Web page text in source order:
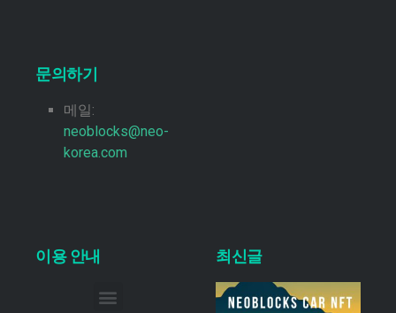
문의하기
메일:
neoblocks@neo-
korea.com
이용 안내 최신글